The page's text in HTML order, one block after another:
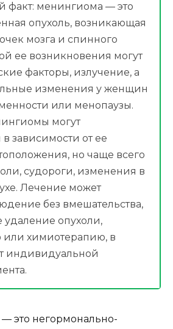
факт: менингиома — это
опухоль, возникающая
мозга и спинного
ее возникновения могут
факторы, излучение, а
изменения у женщин
или менопаузы.
могут
зависимости от ее
но чаще всего
судороги, изменения в
Лечение может
без вмешательства,
удаление опухоли,
химиотерапию, в
индивидуальной
это негормонально-